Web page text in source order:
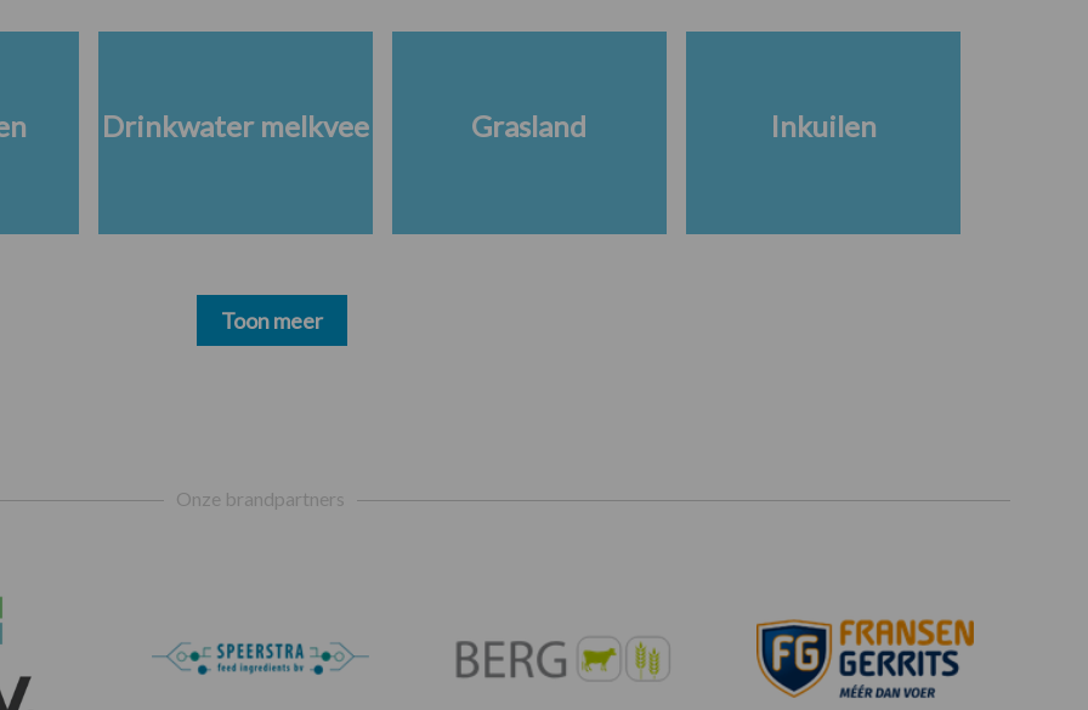
Drinkwater melkvee Grasland Inkuilen
Toon meer
Onze brandpartners